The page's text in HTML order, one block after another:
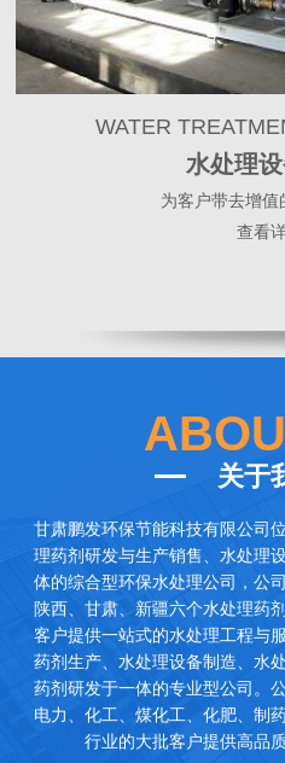
WATER
水处理
为客户带去增值
查看
关于
甘肃鹏发环保节能科技有限公司
理药剂研发与生产销售、水处理
体的综合型环保水处理公司，公
陕西、甘肃、新疆六个水处理药
客户提供一站式的水处理工程与
药剂生产、水处理设备制造、水
药剂研发于一体的专业型公司。
电力、化工、煤化工、化肥、制
行业的大批客户提供高品